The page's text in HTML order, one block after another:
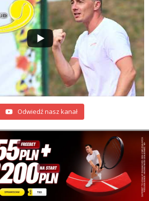
Odwiedź nasz kanał